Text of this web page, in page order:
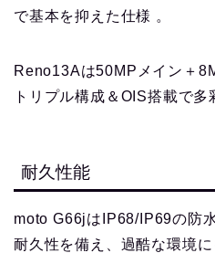
で基本を抑えた仕様 。
Reno13Aは50MPメイン＋
トリプル構成＆OIS搭載で多
耐久性能
moto G66jはIP68/IP69の防
耐久性を備え、過酷な環境に